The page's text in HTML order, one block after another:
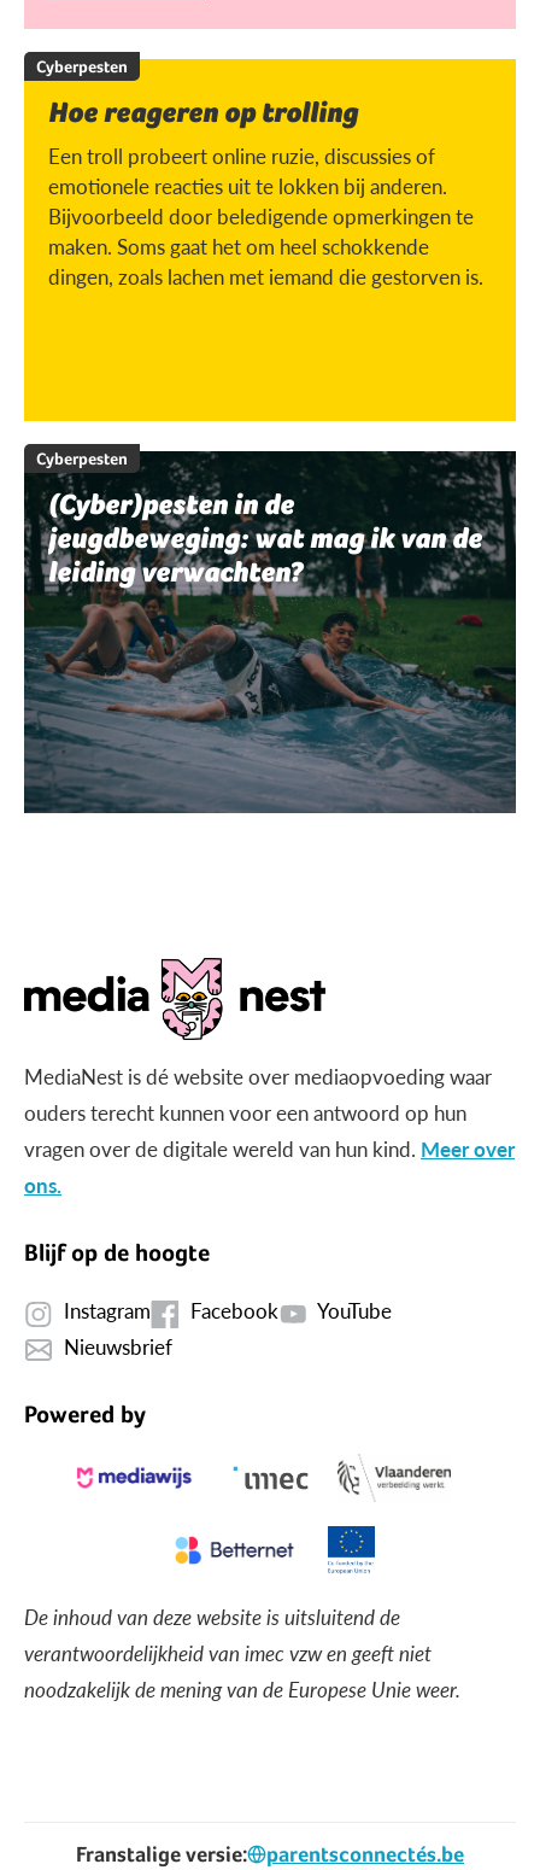
Cyberpesten
Hoe reageren op trolling
Een troll probeert online ruzie, discussies of
emotionele reacties uit te lokken bij anderen.
Bijvoorbeeld door beledigende opmerkingen te
maken. Soms gaat het om heel schokkende
dingen, zoals lachen met iemand die gestorven is.
Cyberpesten
(Cyber)pesten in de
jeugdbeweging: wat mag ik van de
leiding verwachten?
MediaNest is dé website over mediaopvoeding waar
ouders terecht kunnen voor een antwoord op hun
vragen over de digitale wereld van hun kind. Meer over
ons.
Blijf op de hoogte
Instagram Facebook
YouTube
Nieuwsbrief
Powered by
De inhoud van deze website is uitsluitend de
verantwoordelijkheid van imec vzw en geeft niet
noodzakelijk de mening van de Europese Unie weer.
Franstalige versie: parentsconnectés.be